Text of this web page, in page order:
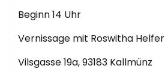
Beginn 14 Uhr
Vernissage mit Roswitha Helfer
Vilsgasse 19a, 93183 Kallmünz